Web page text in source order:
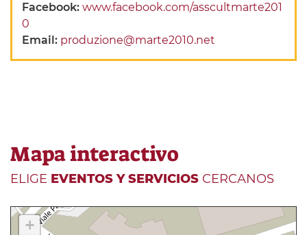
Facebook:www.facebook.com/asscultmarte201
0
Email: produzione@marte2010.net
Mapa interactivo
ELIGE EVENTOS Y SERVICIOS CERCANOS
+